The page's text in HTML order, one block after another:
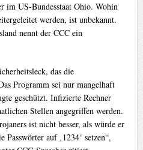
im US-Bundesstaat Ohio. Wohin
werden, ist unbekannt.
nennt der CCC ein
das die
Programm sei nur mangelhaft
geschützt. Infizierte Rechner
Stellen angegriffen werden.
ist nicht besser, als würde er
auf ‚1234‘ setzen“,